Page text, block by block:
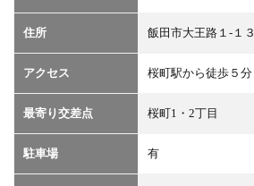
住所 飯田市大王路１-１３
アクセス 桜町駅から徒歩５分
最寄り交差点 桜町1・2丁目
駐車場 有